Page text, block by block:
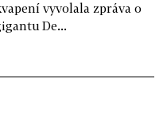
vyvolala zpráva o
De...